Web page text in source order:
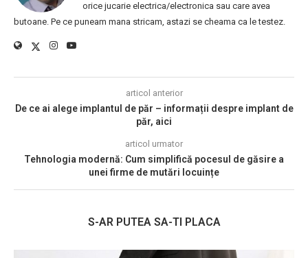
orice jucarie electrica/electronica sau care avea
butoane. Pe ce puneam mana stricam, astazi se cheama ca le testez.
articol anterior
De ce ai alege implantul de păr – informații despre implant de
păr, aici
articol urmator
Tehnologia modernă: Cum simplifică pocesul de găsire a
unei firme de mutări locuințe
S-AR PUTEA SA-TI PLACA